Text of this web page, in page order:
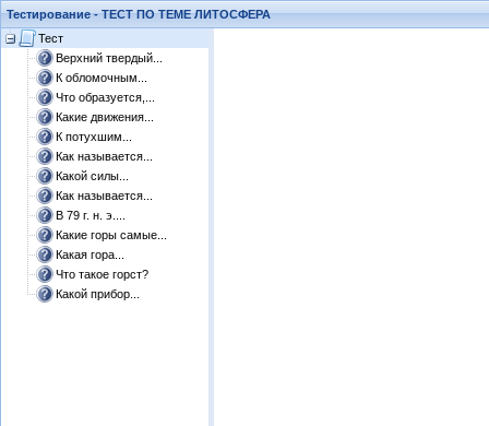
Тестирование - ТЕСТ ПО ТЕМЕ ЛИТОСФЕРА
Тест
Верхний твердый...
К обломочным...
Что образуется,...
Какие движения...
К потухшим...
Как называется...
Какой силы...
Как называется...
В 79 г. н. э....
Какие горы самые...
Какая гора...
Что такое горст?
Какой прибор...